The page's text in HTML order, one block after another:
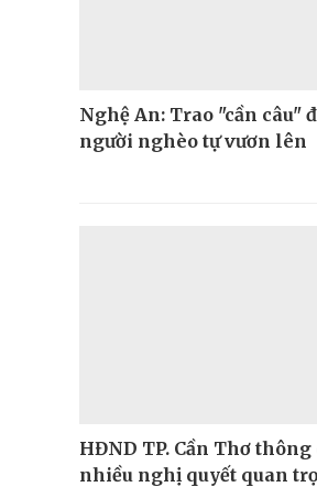
Nghệ An: Trao "cần câu"
người nghèo tự vươn lên
HĐND TP. Cần Thơ thông
nhiều nghị quyết quan